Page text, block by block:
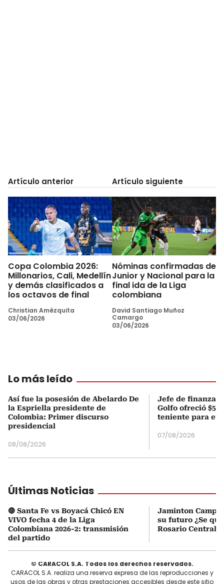
Artículo anterior
Copa Colombia 2026:
Millonarios, Cali, Medellín
y demás clasificados a
los octavos de final
Christian Amézquita
03/06/2026
Artículo siguiente
Nóminas confirmadas de
Junior y Nacional para la
final ida de la Liga
colombiana
David Santiago Muñoz
Camargo
03/06/2026
Lo más leído
Así fue la posesión de Abelardo De
la Espriella presidente de
Colombia: Primer discurso
presidencial
08/08/2026
Jefe de finanzas
Golfo ofreció
teniente para
07/08/2026
Últimas Noticias
🔴 Santa Fe vs Boyacá Chicó EN
VIVO fecha 4 de la Liga
Colombiana 2026-2: transmisión
del partido
Jaminton
su futuro ¿Se
Rosario Central?
© CARACOL S.A. Todos los derechos reservados.
CARACOL S.A. realiza una reserva expresa de las reproducciones y
usos de las obras y otras prestaciones accesibles desde este sitio